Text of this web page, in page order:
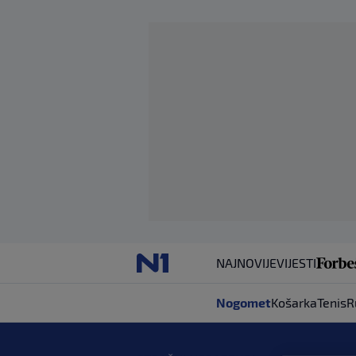
NAJNOVIJEVIJESTI
NogometKošarkaTenis